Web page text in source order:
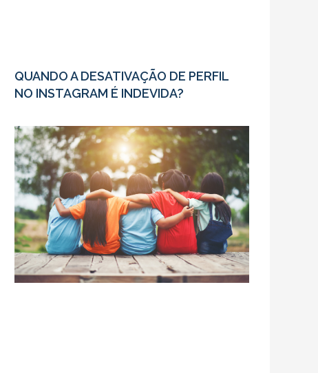
QUANDO A DESATIVAÇÃO DE PERFIL
NO INSTAGRAM É INDEVIDA?